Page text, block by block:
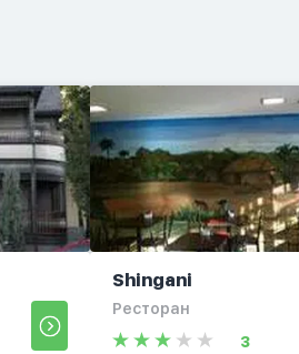
Shingani
Ресторан
3